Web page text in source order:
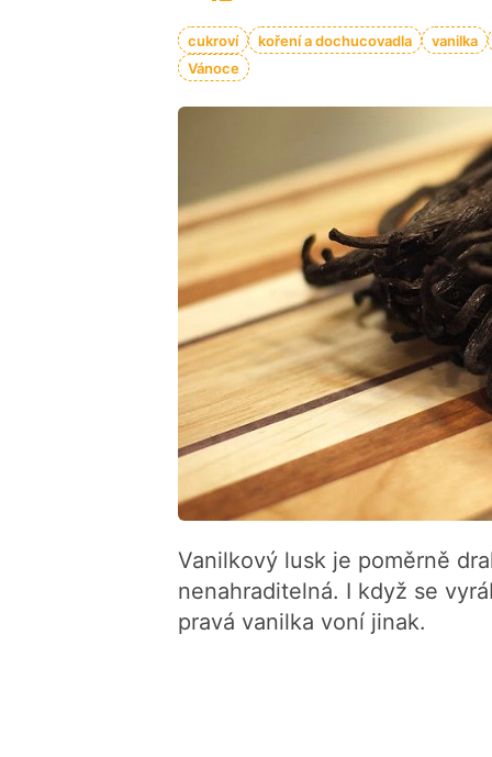
cukroví koření a dochucovadla vanilka
Vánoce
Vanilkový lusk je poměrně
nenahraditelná. I když se
pravá vanilka voní jinak.